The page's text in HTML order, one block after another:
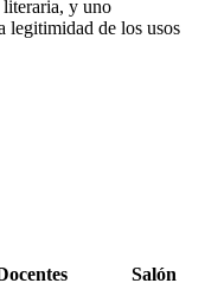
literaria, y uno
legitimidad de los usos
Salón